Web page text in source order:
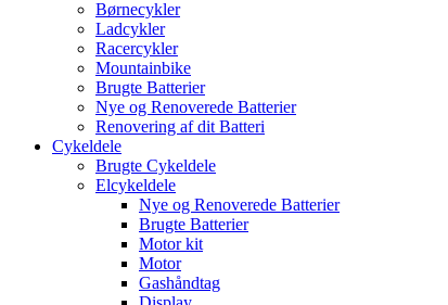
Børnecykler
Ladcykler
Racercykler
Mountainbike
Brugte Batterier
Nye og Renoverede Batterier
Renovering af dit Batteri
Cykeldele
Brugte Cykeldele
Elcykeldele
Nye og Renoverede Batterier
Brugte Batterier
Motor kit
Motor
Gashåndtag